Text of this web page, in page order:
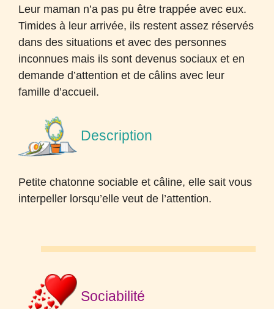
Leur maman n’a pas pu être trappée avec eux.
Timides à leur arrivée, ils restent assez réservés
dans des situations et avec des personnes
inconnues mais ils sont devenus sociaux et en
demande d’attention et de câlins avec leur
famille d’accueil.
Description
Petite chatonne sociable et câline, elle sait vous
interpeller lorsqu’elle veut de l’attention.
Sociabilité